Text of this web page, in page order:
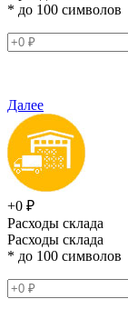
* до 100 символов
Далее
+0 ₽
Расходы склада
Расходы склада
* до 100 символов